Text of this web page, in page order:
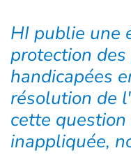
HI publie une
protection
handicapées
résolution de
cette
inappliquée,